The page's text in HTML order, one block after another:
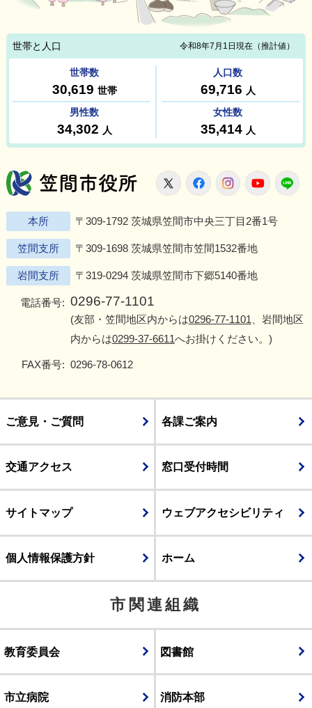
笠間市役所
X FacebookInstagram
本所 〒309-1792 茨城県笠間市中央三丁目2番1号
笠間支所 〒309-1698 茨城県笠間市笠間1532番地
岩間支所 〒319-0294 茨城県笠間市下郷5140番地
電話番号: 0296-77-1101
(友部・笠間地区内からは0296-77-1101 、岩間地区
内からは0299-37-6611へお掛けください。)
FAX番号: 0296-78-0612
ご意見・ご質問 各課ご案内
交通アクセス 窓口受付時間
サイトマップ ウェブアクセシビリティ
個人情報保護方針 ホーム
市関連組織
教育委員会 図書館
市立病院 消防本部